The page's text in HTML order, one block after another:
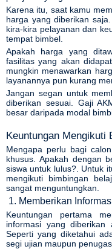
Karena itu, saat kamu
harga yang diberikan
kira-kira pelayanan dan
tempat bimbel.
Apakah harga yang
fasilitas yang akan
mungkin menawarkan
layanannya pun kurang
Jangan segan untuk
diberikan sesuai. Gaji
besar daripada modal
Keuntungan Mengikuti
Mengapa perlu bagi
khusus. Apakah dengan
siswa untuk lulus?. Untuk
mengikuti bimbingan
sangat menguntungkan.
1. Memberikan
Keuntungan pertama
informasi yang diberikan
Seperti yang diketahui
segi ujian maupun